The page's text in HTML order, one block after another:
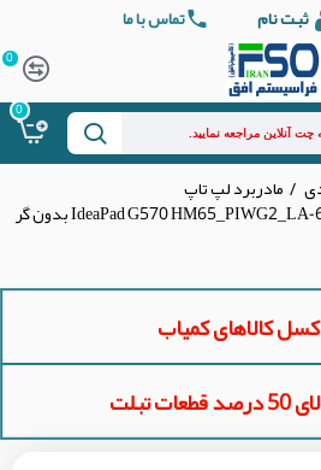
ثبت نام تماس با ما
0
0
مادربرد لپ تاپ
مادربرد لپ تاپ لنوو IdeaPad G570 HM65_PIWG2_LA-675AP بدون گر
کالاهای کمیاب
تبلت